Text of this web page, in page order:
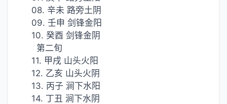
08. 辛未 路旁土阴
09. 壬申 剑锋金阳
10. 癸酉 剑锋金阴
第二旬
11. 甲戌 山头火阳
12. 乙亥 山头火阴
13. 丙子 涧下水阳
14. 丁丑 涧下水阴